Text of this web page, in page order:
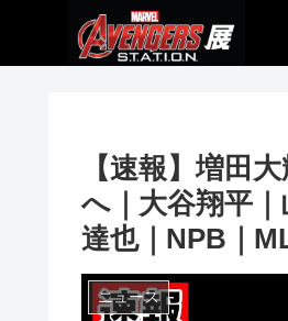
【速報】増田
へ｜大谷翔平
達也｜NPB｜
ニュース